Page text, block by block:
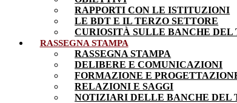
RAPPORTI CON LE ISTITUZIONI
LE BDT E IL TERZO SETTORE
CURIOSITÀ SULLE BANCHE DEL
RASSEGNA STAMPA
RASSEGNA STAMPA
DELIBERE E COMUNICAZIONI
FORMAZIONE E
RELAZIONI E SAGGI
NOTIZIARI DELLE BANCHE DEL